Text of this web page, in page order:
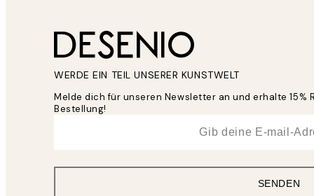
WERDE EIN TEIL UNSERER KUNSTWELT
Melde dich für unseren Newsletter an und erhalte
Bestellung!
SENDEN